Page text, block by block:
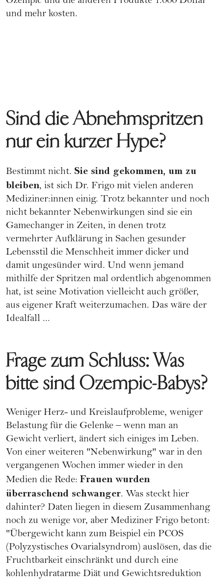
und mehr kosten.
Sind die Abnehmspritzen
nur ein kurzer Hype?
Bestimmt nicht. Sie sind gekommen, um zu
bleiben, ist sich Dr. Frigo mit vielen anderen
Mediziner:innen einig. Trotz bekannter und noch
nicht bekannter Nebenwirkungen sind sie ein
Gamechanger in Zeiten, in denen trotz
vermehrter Aufklärung in Sachen gesunder
Lebensstil die Menschheit immer dicker und
damit ungesünder wird. Und wenn jemand
mithilfe der Spritzen mal ordentlich abgenommen
hat, ist seine Motivation vielleicht auch größer,
aus eigener Kraft weiterzumachen. Das wäre der
Idealfall ...
Frage zum Schluss: Was
bitte sind Ozempic-Babys?
Weniger Herz- und Kreislaufprobleme, weniger
Belastung für die Gelenke – wenn man an
Gewicht verliert, ändert sich einiges im Leben.
Von einer weiteren "Nebenwirkung" war in den
vergangenen Wochen immer wieder in den
Medien die Rede: Frauen wurden
überraschend schwanger. Was steckt hier
dahinter? Daten liegen in diesem Zusammenhang
noch zu wenige vor, aber Mediziner Frigo betont:
"Übergewicht kann zum Beispiel ein PCOS
(Polyzystisches Ovarialsyndrom) auslösen, das die
Fruchtbarkeit einschränkt und durch eine
kohlenhydratarme Diät und Gewichtsreduktion